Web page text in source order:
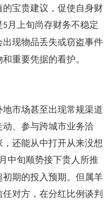
宝贵建议，促使自身财
5 月上旬尚存财务不稳定
出现物品丢失或窃盗事件
重要凭据的看护。
市场甚至出现常规渠道
、参与跨城市业务洽
还能从中打开从来没想
月中旬顺势接下贵人所推
期的投入预期。但属羊
对方，在分红比例谈判